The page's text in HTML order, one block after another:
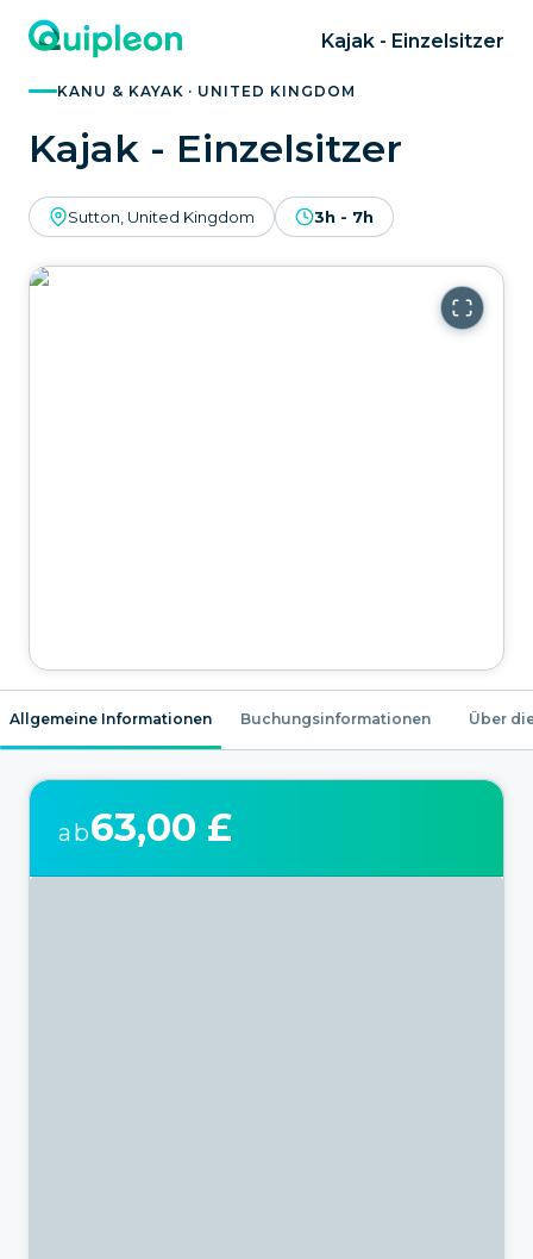
Kajak - Einzelsitzer
KANU & KAYAK · UNITED KINGDOM
Kajak - Einzelsitzer
Sutton, United Kingdom 3h - 7h
Allgemeine Informationen Buchungsinformationen Über
ab63,00 £